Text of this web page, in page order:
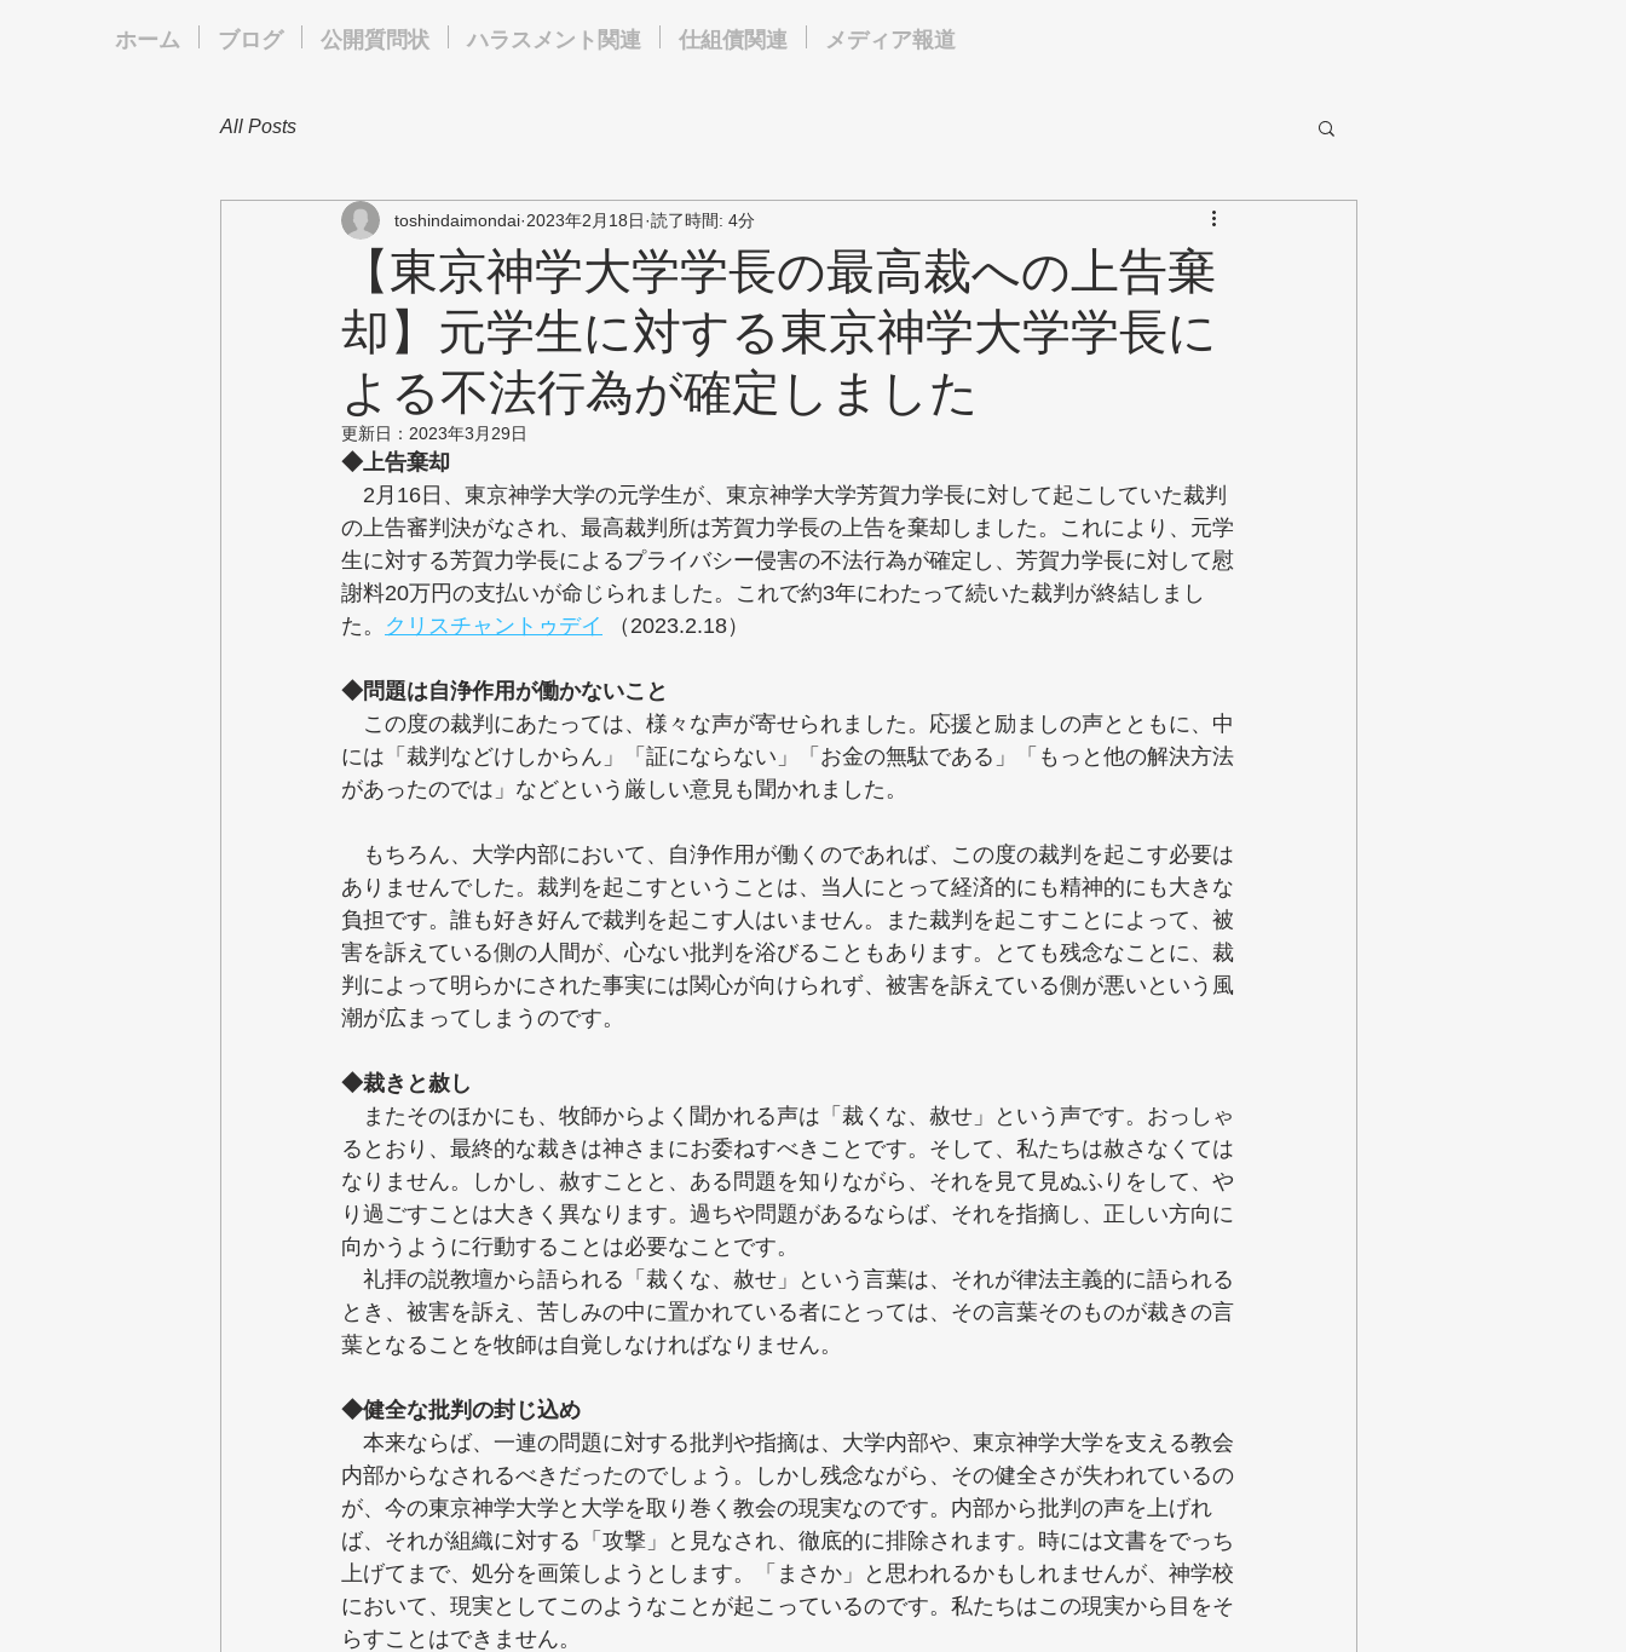
All Posts
【東京神学大学学長の最高裁への上告棄
却】元学生に対する東京神学大学学長に
よる不法行為が確定しました
toshindaimondai 2023年2月18日 読了時間: 4分
更新日： 2023年3月29日
◆上告棄却
2月16日、東京神学大学の元学生が、東京神学大学芳賀力学長に対して起こしていた裁判
の上告審判決がなされ、最高裁判所は芳賀力学長の上告を棄却しました。これにより、元学
生に対する芳賀力学長によるプライバシー侵害の不法行為が確定し、芳賀力学長に対して慰
謝料20万円の支払いが命じられました。これで約3年にわたって続いた裁判が終結しまし
た。 クリスチャントゥデイ （2023.2.18）
◆問題は自浄作用が働かないこと
この度の裁判にあたっては、様々な声が寄せられました。応援と励ましの声とともに、中
には「裁判などけしからん」「証にならない」「お金の無駄である」「もっと他の解決方法
があったのでは」などという厳しい意見も聞かれました。
もちろん、大学内部において、自浄作用が働くのであれば、この度の裁判を起こす必要は
ありませんでした。裁判を起こすということは、当人にとって経済的にも精神的にも大きな
負担です。誰も好き好んで裁判を起こす人はいません。また裁判を起こすことによって、被
害を訴えている側の人間が、心ない批判を浴びることもあります。とても残念なことに、裁
判によって明らかにされた事実には関心が向けられず、被害を訴えている側が悪いという風
潮が広まってしまうのです。
◆裁きと赦し
またそのほかにも、牧師からよく聞かれる声は「裁くな、赦せ」という声です。おっしゃ
るとおり、最終的な裁きは神さまにお委ねすべきことです。そして、私たちは赦さなくては
なりません。しかし、赦すことと、ある問題を知りながら、それを見て見ぬふりをして、や
り過ごすことは大きく異なります。過ちや問題があるならば、それを指摘し、正しい方向に
向かうように行動することは必要なことです。
礼拝の説教壇から語られる「裁くな、赦せ」という言葉は、それが律法主義的に語られる
とき、被害を訴え、苦しみの中に置かれている者にとっては、その言葉そのものが裁きの言
葉となることを牧師は自覚しなければなりません。
◆健全な批判の封じ込め
本来ならば、一連の問題に対する批判や指摘は、大学内部や、東京神学大学を支える教会
内部からなされるべきだったのでしょう。しかし残念ながら、その健全さが失われているの
が、今の東京神学大学と大学を取り巻く教会の現実なのです。内部から批判の声を上げれ
ば、それが組織に対する「攻撃」と見なされ、徹底的に排除されます。時には文書をでっち
上げてまで、処分を画策しようとします。「まさか」と思われるかもしれませんが、神学校
において、現実としてこのようなことが起こっているのです。私たちはこの現実から目をそ
らすことはできません。
ホーム ブログ 公開質問状 ハラスメント関連 仕組債関連 メディア報道